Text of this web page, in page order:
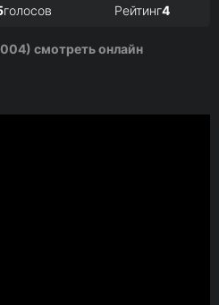
голосов Рейтинг4
смотреть онлайн